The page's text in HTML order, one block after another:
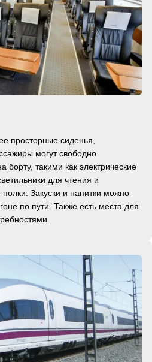
просторные сиденья,
могут свободно
борту, такими как электрические
для чтения и
Закуски и напитки можно
по пути. Также есть места для